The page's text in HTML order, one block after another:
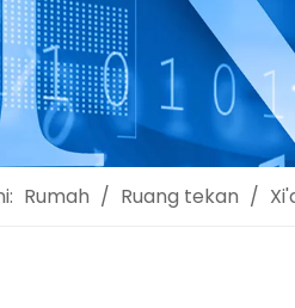
Rumah / Ruang tekan /